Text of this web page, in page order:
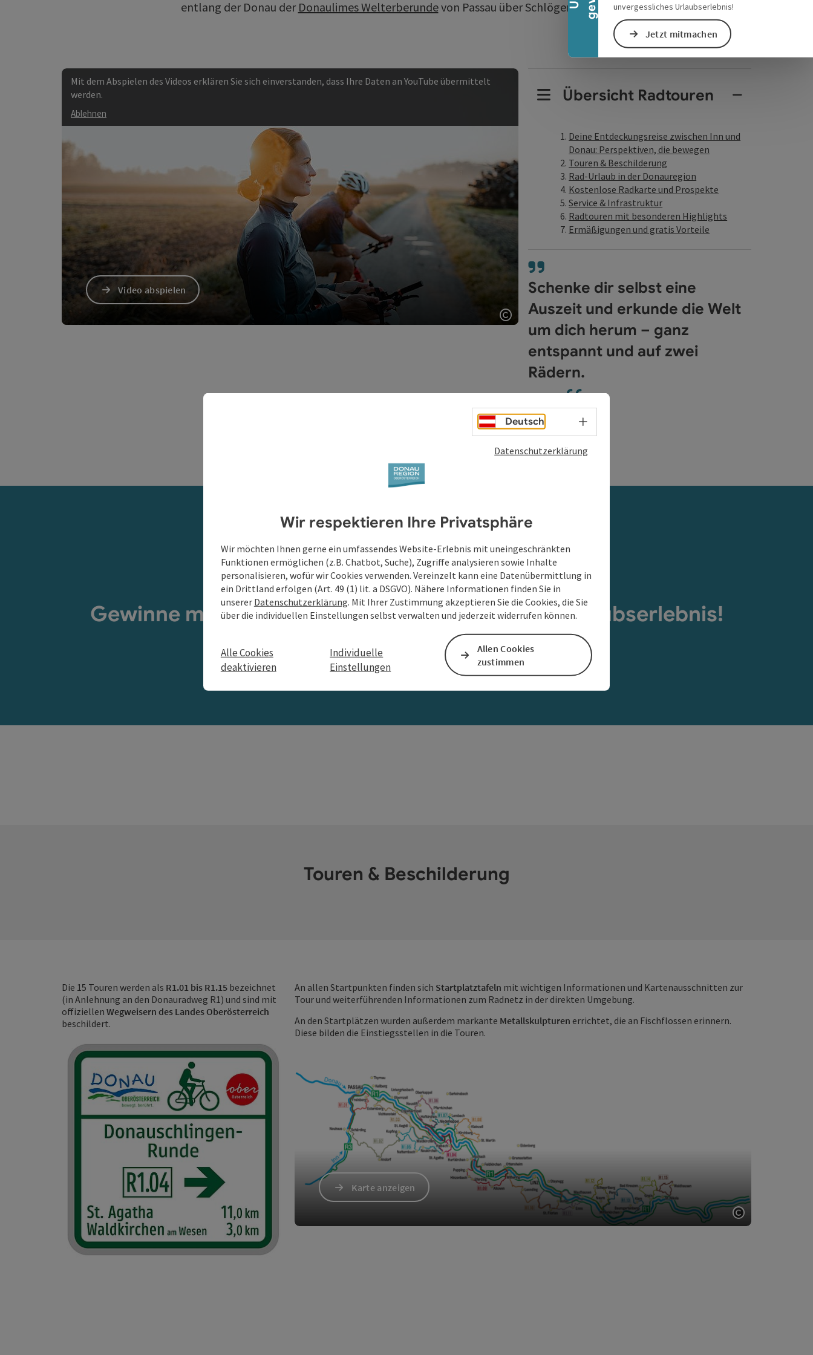
unvergessliches Urlaubserlebnis!
Jetzt mitmachen
entlang der Donau der Donaulimes Welterberundevon Passau über Schlögen und zurück.
Copyright öffnen
Video abspielen
Mit dem Abspielen des Videos erklären Sie sich einverstanden, dass Ihre Daten an YouTube übermittelt
werden.
Ablehnen
Übersicht Radtouren
Deine Entdeckungsreise zwischen Inn und
Donau: Perspektiven, die bewegen
Touren & Beschilderung
Rad-Urlaub in der Donauregion
Kostenlose Radkarte und Prospekte
Service & Infrastruktur
Radtouren mit besonderen Highlights
Ermäßigungen und gratis Vorteile
Schenke dir selbst eine
Auszeit und erkunde die Welt
um dich herum – ganz
entspannt und auf zwei
Rädern.
Umfrage starten & Meinung teilen
Gewinne mit etwas Glück ein unvergessliches Urlaubserlebnis!
Jetzt mitmachen
Touren & Beschilderung
Die 15 Touren werden als R1.01 bis R1.15 bezeichnet
(in Anlehnung an den Donauradweg R1) und sind mit
offiziellen Wegweisern des Landes Oberösterreich
beschildert.
An allen Startpunkten finden sich Startplatztafeln mit wichtigen Informationen und Kartenausschnitten zur
Tour und weiterführenden Informationen zum Radnetz in der direkten Umgebung.
An den Startplätzen wurden außerdem markante Metallskulpturen errichtet, die an Fischflossen erinnern.
Diese bilden die Einstiegsstellen in die Touren.
Copyright
Karte anzeigen
Deutsch Sprachwahl - Menü öffnen
Datenschutzerklärung
Wir respektieren Ihre Privatsphäre
Wir möchten Ihnen gerne ein umfassendes Website-Erlebnis mit uneingeschränkten
Funktionen ermöglichen (z.B. Chatbot, Suche), Zugriffe analysieren sowie Inhalte
personalisieren, wofür wir Cookies verwenden. Vereinzelt kann eine Datenübermittlung in
ein Drittland erfolgen (Art. 49 (1) lit. a DSGVO). Nähere Informationen finden Sie in
unserer Datenschutzerklärung. Mit Ihrer Zustimmung akzeptieren Sie die Cookies, die Sie
über die individuellen Einstellungen selbst verwalten und jederzeit widerrufen können.
Alle Cookies
deaktivieren
Individuelle
Einstellungen
Allen Cookies
zustimmen